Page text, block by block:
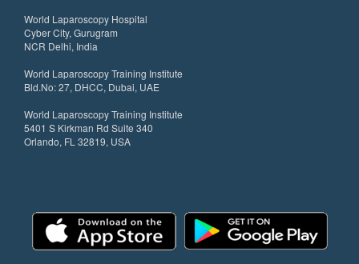
World Laparoscopy Hospital
Cyber City, Gurugram
NCR Delhi, India
World Laparoscopy Training Institute
Bld.No: 27, DHCC, Dubai, UAE
World Laparoscopy Training Institute
5401 S Kirkman Rd Suite 340
Orlando, FL 32819, USA